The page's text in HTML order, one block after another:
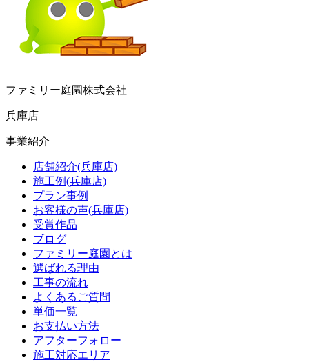
ファミリー庭園株式会社
兵庫店
事業紹介
店舗紹介(兵庫店)
施工例(兵庫店)
プラン事例
お客様の声(兵庫店)
受賞作品
ブログ
ファミリー庭園とは
選ばれる理由
工事の流れ
よくあるご質問
単価一覧
お支払い方法
アフターフォロー
施工対応エリア